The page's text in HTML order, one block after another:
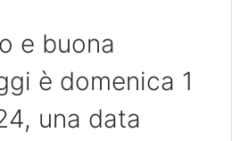
e buona
è domenica 1
una data